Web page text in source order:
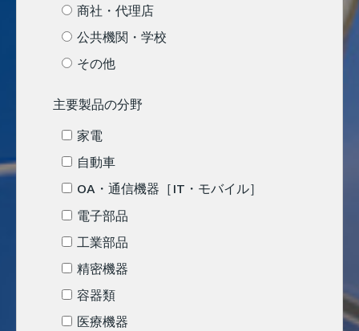
商社・代理店
公共機関・学校
その他
主要製品の分野
家電
自動車
OA・通信機器［IT・モバイル］
電子部品
工業部品
精密機器
容器類
医療機器